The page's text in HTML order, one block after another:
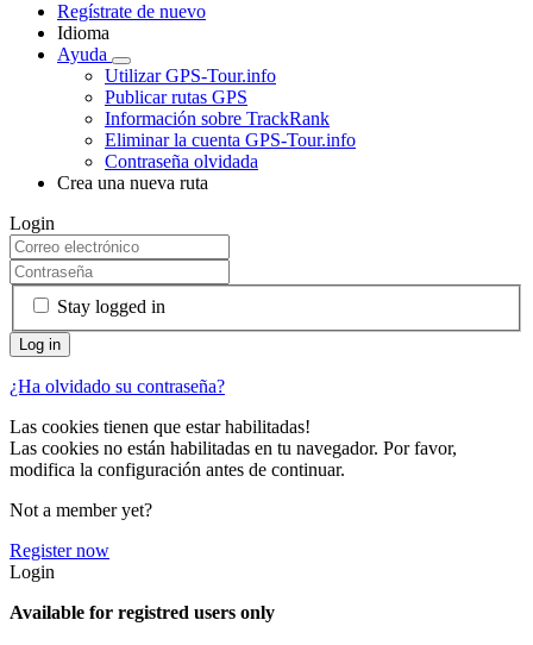
Regístrate de nuevo
Idioma
Ayuda
Utilizar GPS-Tour.info
Publicar rutas GPS
Información sobre TrackRank
Eliminar la cuenta GPS-Tour.info
Contraseña olvidada
Crea una nueva ruta
Login
Stay logged in
¿Ha olvidado su contraseña?
Las cookies tienen que estar habilitadas!
Las cookies no están habilitadas en tu navegador. Por favor,
modifica la configuración antes de continuar.
Not a member yet?
Register now
Login
Available for registred users only